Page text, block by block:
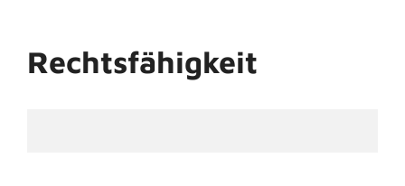
Rechtsfähigkeit